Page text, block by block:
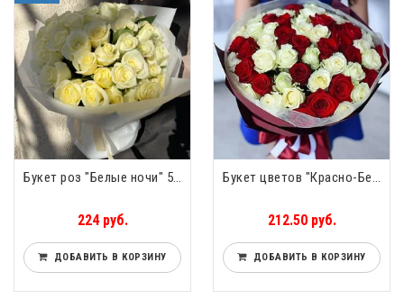
Букет роз "Белые ночи" 51 роза
224 руб.
ДОБАВИТЬ В КОРЗИНУ
Букет цветов "Красно-Белый" 51 роза
212.50 руб.
ДОБАВИТЬ В КОРЗИНУ